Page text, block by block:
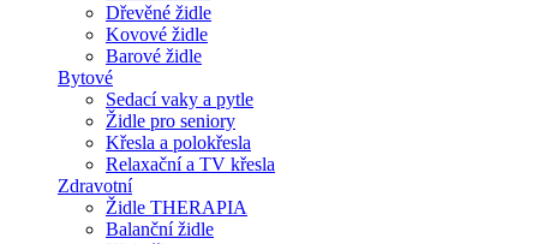
Dřevěné židle
Kovové židle
Barové židle
Bytové
Sedací vaky a pytle
Židle pro seniory
Křesla a polokřesla
Relaxační a TV křesla
Zdravotní
Židle THERAPIA
Balanční židle